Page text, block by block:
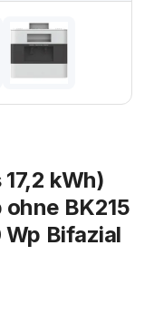
kWh)
BK215
Bifazial